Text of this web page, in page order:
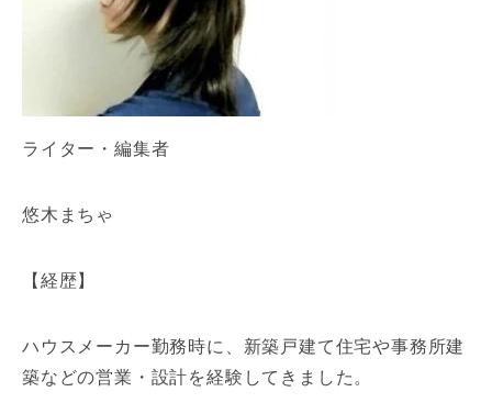
ライター・編集者
悠木まちゃ
【経歴】
ハウスメーカー勤務時に、新築戸建て住宅や事務所建
築などの営業・設計を経験してきました。